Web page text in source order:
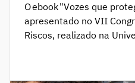
O ebook "Vozes que
apresentado no VII
Riscos, realizado na